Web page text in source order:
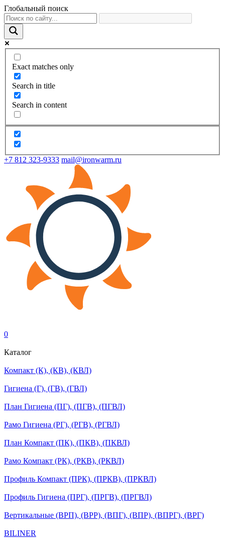
Глобальный поиск
Exact matches only
Search in title
Search in content
+7 812 323-9333 mail@ironwarm.ru
0
Каталог
Компакт (К), (КВ), (КВЛ)
Гигиена (Г), (ГВ), (ГВЛ)
План Гигиена (ПГ), (ПГВ), (ПГВЛ)
Рамо Гигиена (РГ), (РГВ), (РГВЛ)
План Компакт (ПК), (ПКВ), (ПКВЛ)
Рамо Компакт (РК), (РКВ), (РКВЛ)
Профиль Компакт (ПРК), (ПРКВ), (ПРКВЛ)
Профиль Гигиена (ПРГ), (ПРГВ), (ПРГВЛ)
Вертикальные (ВРП), (ВРР), (ВПГ), (ВПР), (ВПРГ), (ВРГ)
BILINER